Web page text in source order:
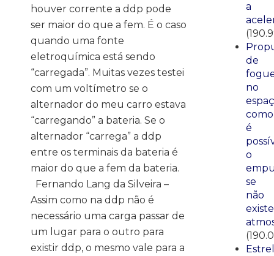
houver corrente a ddp pode
ser maior do que a fem. É o caso
quando uma fonte
eletroquímica está sendo
“carregada”. Muitas vezes testei
com um voltímetro se o
alternador do meu carro estava
“carregando” a bateria. Se o
alternador “carrega” a ddp
entre os terminais da bateria é
maior do que a fem da bateria.
Fernando Lang da Silveira –
Assim como na ddp não é
necessário uma carga passar de
um lugar para o outro para
existir ddp, o mesmo vale para a
a
de
no
como
é
o
se
não
existe